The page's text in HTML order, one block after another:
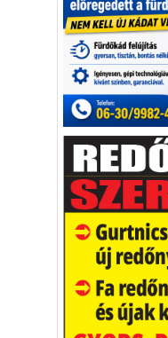
Gazdaság
A többi
az ötletre, ám
ügyben.
Lidl Rossmann
Kaktusz
Vélemény
Újságlapozó